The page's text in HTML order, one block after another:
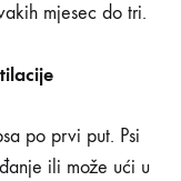
mjesec do tri.
po prvi put. Psi
ili može ući u